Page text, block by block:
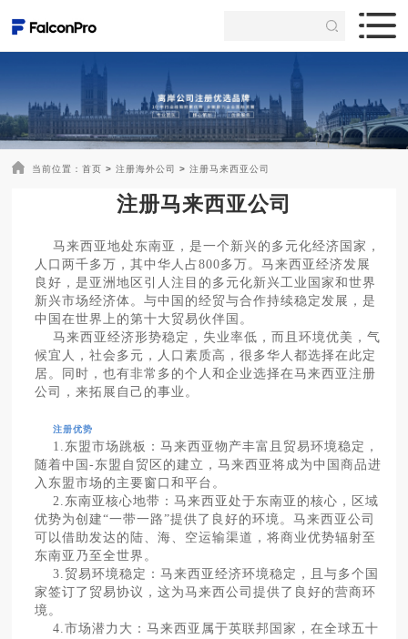
当前位置： 首页 > 注册海外公司 > 注册马来西亚公司
注册马来西亚公司
马来西亚地处东南亚，是一个新兴的多元化经济国家，
人口两千多万，其中华人占800多万。马来西亚经济发展
良好，是亚洲地区引人注目的多元化新兴工业国家和世界
新兴市场经济体。与中国的经贸与合作持续稳定发展，是
中国在世界上的第十大贸易伙伴国。
马来西亚经济形势稳定，失业率低，而且环境优美，气
候宜人，社会多元，人口素质高，很多华人都选择在此定
居。同时，也有非常多的个人和企业选择在马来西亚注册
公司，来拓展自己的事业。
注册优势
1.东盟市场跳板：马来西亚物产丰富且贸易环境稳定，
随着中国-东盟自贸区的建立，马来西亚将成为中国商品进
入东盟市场的主要窗口和平台。
2.东南亚核心地带：马来西亚处于东南亚的核心，区域
优势为创建“一带一路”提供了良好的环境。马来西亚公司
可以借助发达的陆、海、空运输渠道，将商业优势辐射至
东南亚乃至全世界。
3.贸易环境稳定：马来西亚经济环境稳定，且与多个国
家签订了贸易协议，这为马来西公司提供了良好的营商环
境。
4.市场潜力大：马来西亚属于英联邦国家，在全球五十